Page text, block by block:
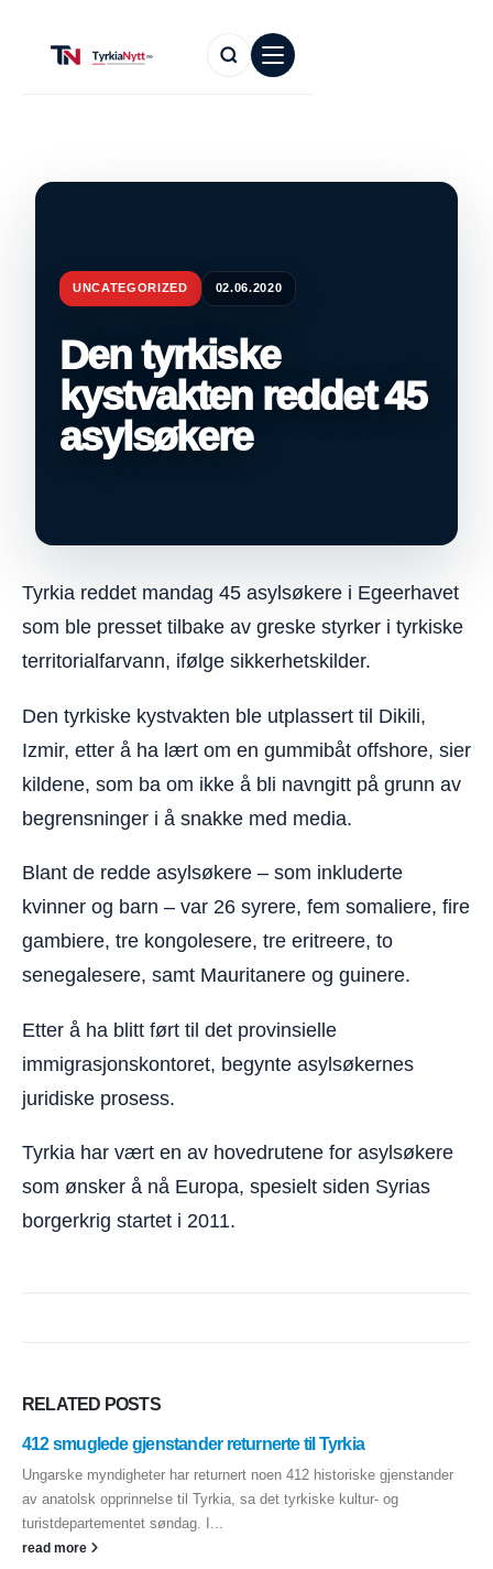
UNCATEGORIZED 02.06.2020
Den tyrkiske
kystvakten reddet 45
asylsøkere
Tyrkia reddet mandag 45 asylsøkere i Egeerhavet
som ble presset tilbake av greske styrker i tyrkiske
territorialfarvann, ifølge sikkerhetskilder.
Den tyrkiske kystvakten ble utplassert til Dikili,
Izmir, etter å ha lært om en gummibåt offshore, sier
kildene, som ba om ikke å bli navngitt på grunn av
begrensninger i å snakke med media.
Blant de redde asylsøkere – som inkluderte
kvinner og barn – var 26 syrere, fem somaliere, fire
gambiere, tre kongolesere, tre eritreere, to
senegalesere, samt Mauritanere og guinere.
Etter å ha blitt ført til det provinsielle
immigrasjonskontoret, begynte asylsøkernes
juridiske prosess.
Tyrkia har vært en av hovedrutene for asylsøkere
som ønsker å nå Europa, spesielt siden Syrias
borgerkrig startet i 2011.
RELATED POSTS
412 smuglede gjenstander returnerte til Tyrkia
Ungarske myndigheter har returnert noen 412 historiske gjenstander
av anatolsk opprinnelse til Tyrkia, sa det tyrkiske kultur- og
turistdepartementet søndag. I...
read more